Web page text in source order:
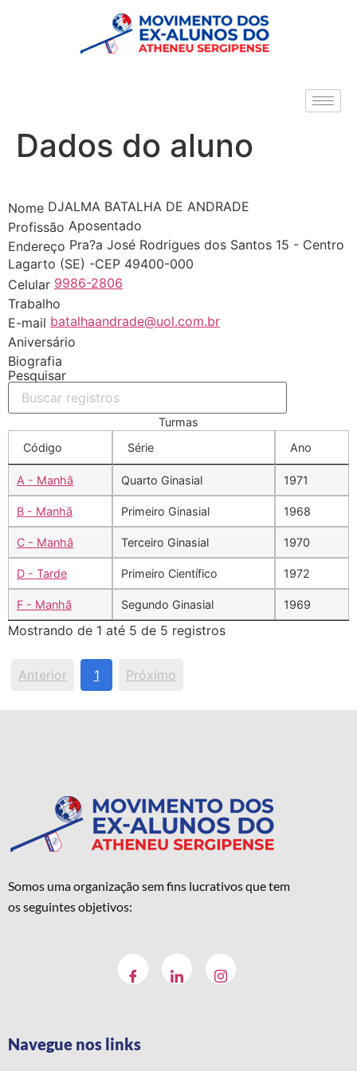
Dados do aluno
Nome DJALMA BATALHA DE ANDRADE
Profissão Aposentado
Endereço Pra?a José Rodrigues dos Santos 15 - Centro
Lagarto (SE) -CEP 49400-000
Celular 9986-2806
Trabalho
E-mail batalhaandrade@uol.com.br
Aniversário
Biografia
Pesquisar
Turmas
Código
Série Ano
A - Manhã Quarto Ginasial 1971
B - Manhã Primeiro Ginasial 1968
C - Manhã Terceiro Ginasial 1970
D - Tarde Primeiro Científico 1972
F - Manhã Segundo Ginasial 1969
Mostrando de 1 até 5 de 5 registros
Anterior 1 Próximo
Somos uma organização sem fins lucrativos que tem
os seguintes objetivos:
Navegue nos links